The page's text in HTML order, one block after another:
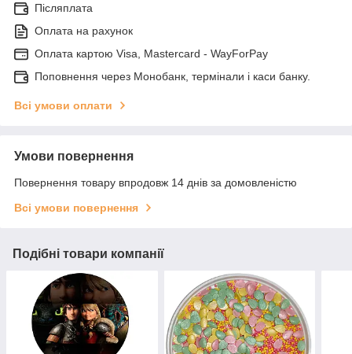
Післяплата
Оплата на рахунок
Оплата картою Visa, Mastercard - WayForPay
Поповнення через Монобанк, термінали і каси банку.
Всі умови оплати
Умови повернення
Повернення товару впродовж 14 днів за домовленістю
Всі умови повернення
Подібні товари компанії